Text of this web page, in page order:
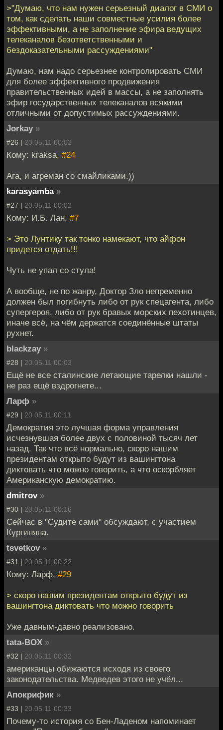
>"Думаю, что нам нужен серьезный диалог в СМИ о
том, как сделать наши совместные усилия более
эффективными, а не заполнение эфира ведущих
телеканалов безответственными и
бездоказательными рассуждениями"
Думаю, нам надо серьезнее контролировать СМИ
для более эффективного продвижения
правительственных идей в массы, а не заполнять
эфир государственных телеканалов всякими
отличными от допустимых рассуждениями.
Jorkay »
#26 | 20.05.11 00:02
Кому: kraksa, #24
Ага, и агреман со смайликами.))
karasyamba »
#27 | 20.05.11 00:02
Кому: И.Б. Лан, #7
> Это Лунтику так тонко намекают, что айфон
придется отдать!!!
Чуть не упал со стула!
А вообще, не по жанру, Доктор Зло непременно
должен был погибнуть либо от рук спецагента, либо
супергероя, либо от рук бравых морских пехотинцев,
иначе всё, на чём держатся соединённые штаты
рухнет.
blackzay »
#28 | 20.05.11 00:03
Ещё не все сталинские летающие тарелки нашли -
не раз ещё вздрогнете...
Ларф »
#29 | 20.05.11 00:11
Демократия это лучшая форма управления
исчезнувшая более двух с половиной тысяч лет
назад. Так что всё нормально, скоро нашим
президентам открыто будут из вашингтона
диктовать что можно говорить, а что оскорбляет
Американскую демократию.
dmitrov »
#30 | 20.05.11 00:16
Сейчас в "Судите сами" обсуждают, с участием
Кургиняна.
tsvetkov »
#31 | 20.05.11 00:22
Кому: Ларф, #29
> скоро нашим президентам открыто будут из
вашингтона диктовать что можно говорить
Уже давным-давно реализовано.
tata-BOX »
#32 | 20.05.11 00:32
американцы обижаются исходя из своего
законодательства. Медведев этого не учёл...
Апокрифик »
#33 | 20.05.11 00:33
Почему-то история со Бен-Ладеном напоминает